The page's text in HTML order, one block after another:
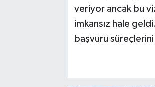
veriyor ancak bu
imkansız hale
başvuru